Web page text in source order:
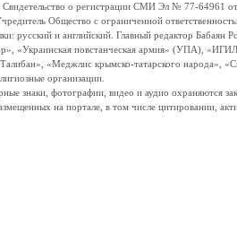
о регистрации СМИ Эл № 77-64961
Общество с ограниченной
русский и английский. Главный редактор
«Украинская повстанческая армия» (УПА),
«Меджлис крымско-татарского народа»,
организации.
знаки, фотографии, видео и аудио
на портале, в том числе цитировании,